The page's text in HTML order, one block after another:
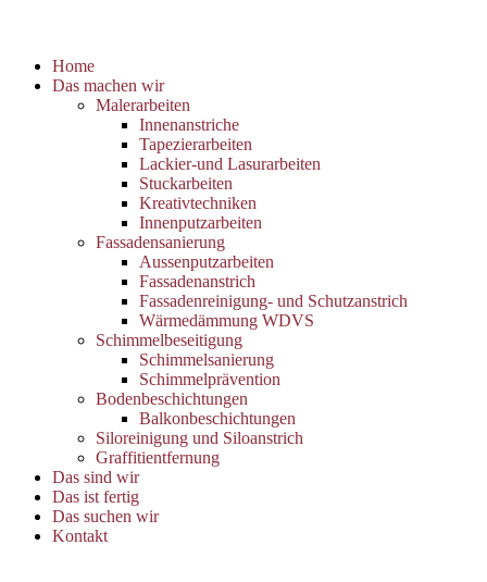
Home
Das machen wir
Malerarbeiten
Innenanstriche
Tapezierarbeiten
Lackier-und Lasurarbeiten
Stuckarbeiten
Kreativtechniken
Innenputzarbeiten
Fassadensanierung
Aussenputzarbeiten
Fassadenanstrich
Fassadenreinigung- und Schutzanstrich
Wärmedämmung WDVS
Schimmelbeseitigung
Schimmelsanierung
Schimmelprävention
Bodenbeschichtungen
Balkonbeschichtungen
Siloreinigung und Siloanstrich
Graffitientfernung
Das sind wir
Das ist fertig
Das suchen wir
Kontakt